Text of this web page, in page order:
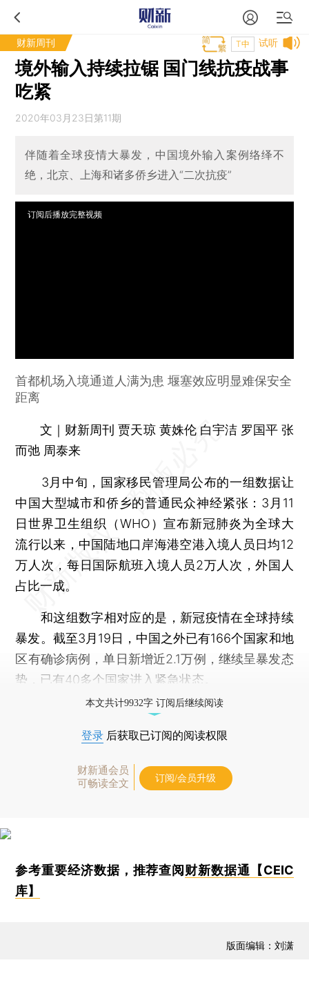
财新周刊 试听
T中
境外输入持续拉锯 国门线抗疫战事
吃紧
2020年03月23日第11期
伴随着全球疫情大暴发，中国境外输入案例络绎不
绝，北京、上海和诸多侨乡进入“二次抗疫”
订阅后播放完整视频
首都机场入境通道人满为患 堰塞效应明显难保安全
距离
文｜财新周刊 贾天琼 黄姝伦 白宇洁 罗国平 张
而弛 周泰来
3月中旬，国家移民管理局公布的一组数据让
中国大型城市和侨乡的普通民众神经紧张：3月11
日世界卫生组织（WHO）宣布新冠肺炎为全球大
流行以来，中国陆地口岸海港空港入境人员日均12
万人次，每日国际航班入境人员2万人次，外国人
占比一成。
和这组数字相对应的是，新冠疫情在全球持续
暴发。截至3月19日，中国之外已有166个国家和地
区有确诊病例，单日新增近2.1万例，继续呈暴发态
势，已有40多个国家进入紧急状态。
本文共计9932字 订阅后继续阅读
登录 后获取已订阅的阅读权限
财新通会员
可畅读全文
订阅/会员升级
参考重要经济数据，推荐查阅 财新数据通【CEIC
库】
版面编辑：刘潇